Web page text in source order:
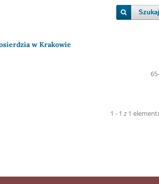
Szukaj
w Krakowie
1 - 1 z 1